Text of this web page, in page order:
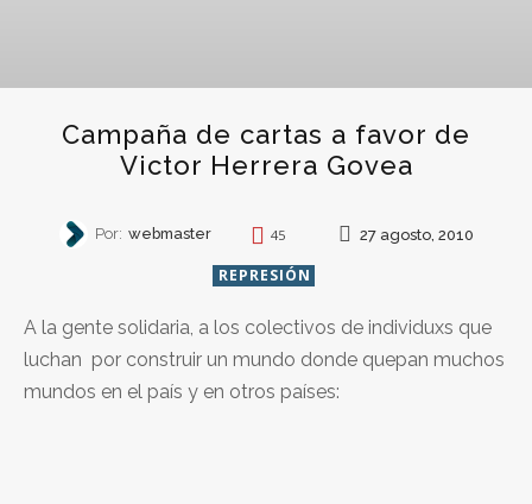
Campaña de cartas a favor de
Victor Herrera Govea
Por: webmaster 45 27 agosto, 2010
REPRESIÓN
A la gente solidaria, a los colectivos de individuxs que
luchan por construir un mundo donde quepan muchos
mundos en el país y en otros países: